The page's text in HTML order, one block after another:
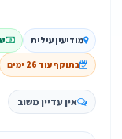
מודיעין עילית
בתוקף עוד 26 ימים
אין עדיין משוב